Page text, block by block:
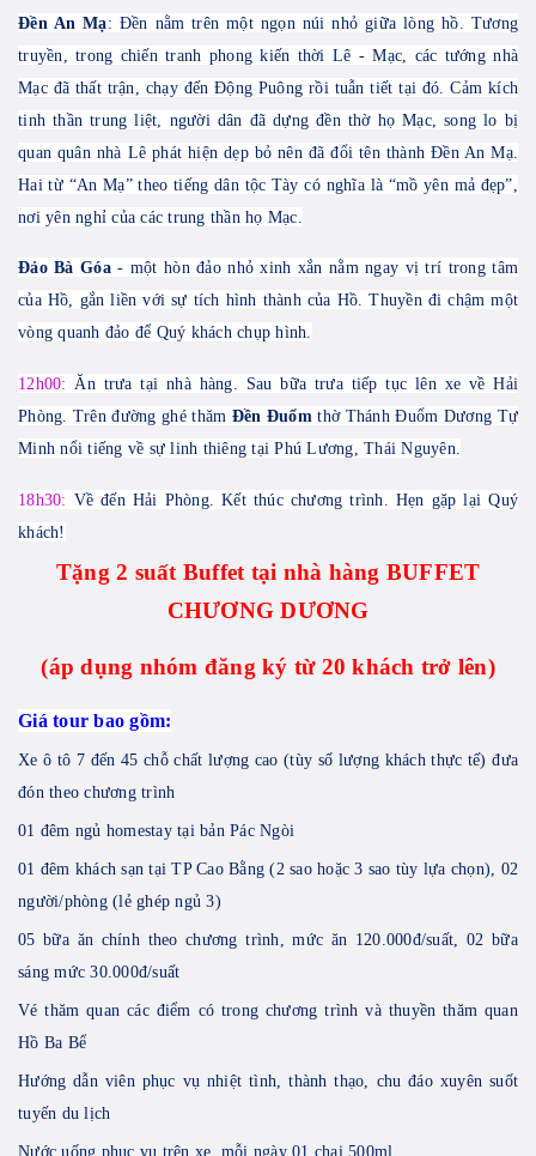
Đền An Mạ: Đền nằm trên một ngọn núi nhỏ giữa lòng hồ. Tương
truyền, trong chiến tranh phong kiến thời Lê - Mạc, các tướng nhà
Mạc đã thất trận, chạy đến Động Puông rồi tuẫn tiết tại đó. Cảm kích
tinh thần trung liệt, người dân đã dựng đền thờ họ Mạc, song lo bị
quan quân nhà Lê phát hiện dẹp bỏ nên đã đổi tên thành Đền An Mạ.
Hai từ “An Mạ” theo tiếng dân tộc Tày có nghĩa là “mồ yên mả đẹp”,
nơi yên nghỉ của các trung thần họ Mạc.
Đảo Bà Góa- một hòn đảo nhỏ xinh xắn nằm ngay vị trí trong tâm
của Hồ, gắn liền với sự tích hình thành của Hồ. Thuyền đi chậm một
vòng quanh đảo để Quý khách chụp hình.
12h00: Ăn trưa tại nhà hàng. Sau bữa trưa tiếp tục lên xe về Hải
Phòng. Trên đường ghé thăm Đền Đuổm thờ Thánh Đuổm Dương Tự
Minh nổi tiếng về sự linh thiêng tại Phú Lương, Thái Nguyên.
18h30: Về đến Hải Phòng. Kết thúc chương trình. Hẹn gặp lại Quý
khách!
Tặng 2 suất Buffet tại nhà hàng BUFFET
CHƯƠNG DƯƠNG
(áp dụng nhóm đăng ký từ 20 khách trở lên)
Giá tour bao gồm:
Xe ô tô 7 đến 45 chỗ chất lượng cao (tùy số lượng khách thực tế) đưa
đón theo chương trình
01 đêm ngủ homestay tại bản Pác Ngòi
01 đêm khách sạn tại TP Cao Bằng (2 sao hoặc 3 sao tùy lựa chọn), 02
người/phòng (lẻ ghép ngủ 3)
05 bữa ăn chính theo chương trình, mức ăn 120.000đ/suất, 02 bữa
sáng mức 30.000đ/suất
Vé thăm quan các điểm có trong chương trình và thuyền thăm quan
Hồ Ba Bể
Hướng dẫn viên phục vụ nhiệt tình, thành thạo, chu đáo xuyên suốt
tuyến du lịch
Nước uống phục vụ trên xe, mỗi ngày 01 chai 500ml